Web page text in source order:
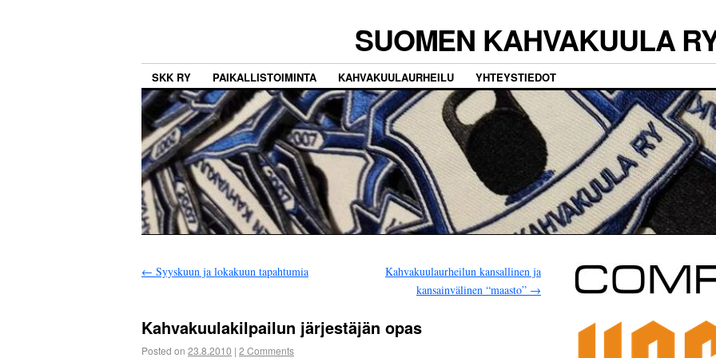
SUOMEN KAHVAKUULA
SKK RY PAIKALLISTOIMINTA KAHVAKUULAURHEILU YHTEYSTIEDOT
← Syyskuun ja lokakuun tapahtumia
Kahvakuulaurheilun kansallinen ja
kansainvälinen “maasto” →
Kahvakuulakilpailun järjestäjän opas
Posted on 23.8.2010 | 2 Comments